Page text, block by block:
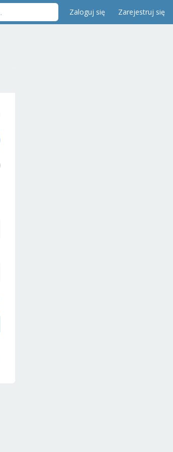
Zaloguj się Zarejestruj się